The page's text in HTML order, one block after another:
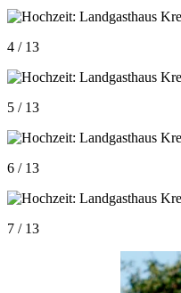
4 / 13
5 / 13
6 / 13
7 / 13